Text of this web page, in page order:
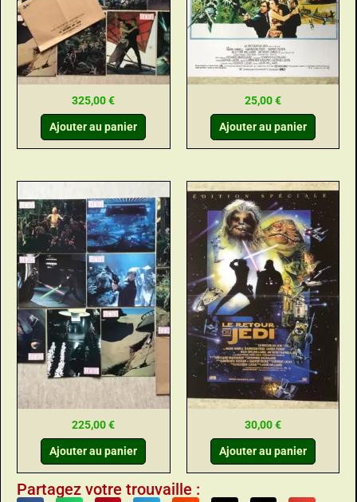
325,00€
Ajouter au panier
25,00€
Ajouter au panier
225,00€
Ajouter au panier
30,00€
Ajouter au panier
Partagez votre trouvaille :